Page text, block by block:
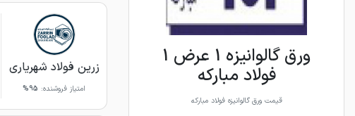
ورق گالوانیزه 1 عرض 1
فولاد مبارکه
قیمت ورق گالوانیزه فولاد مبارکه
زرین فولاد شهریاری
امتیاز فروشنده: 95%